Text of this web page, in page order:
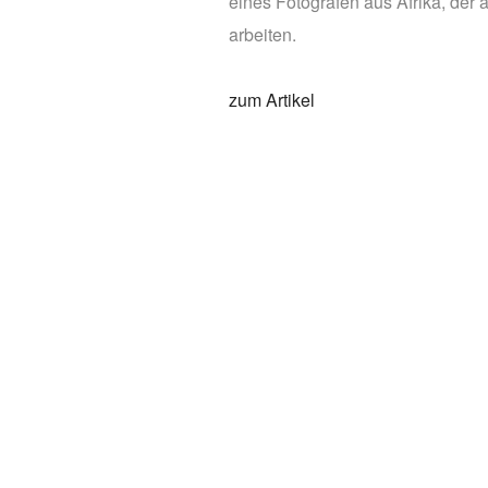
arbeiten.
zum Artikel